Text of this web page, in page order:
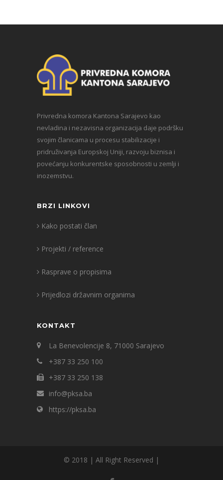
Privredna komora Kantona Sarajevo kao
nevladina i nezavisna organizacija daje podršku
svojim članicama u procesu stabilizacije i
pridruživanja Europskoj Uniji, razvoju biznisa i
povećanju konkurentske sposobnosti u zemlji i
inozemstvu.
BRZI LINKOVI
Kako postati član
Projekti / reference
Rasprave o propisima
Prijedlozi državnim organima
KONTAKT
La Benevolencije 8, 71000 Sarajevo
+387 33 250 100
+387 33 250 138
info@pksa.ba
https://pksa.ba
© 2018 | All Right Reserved |